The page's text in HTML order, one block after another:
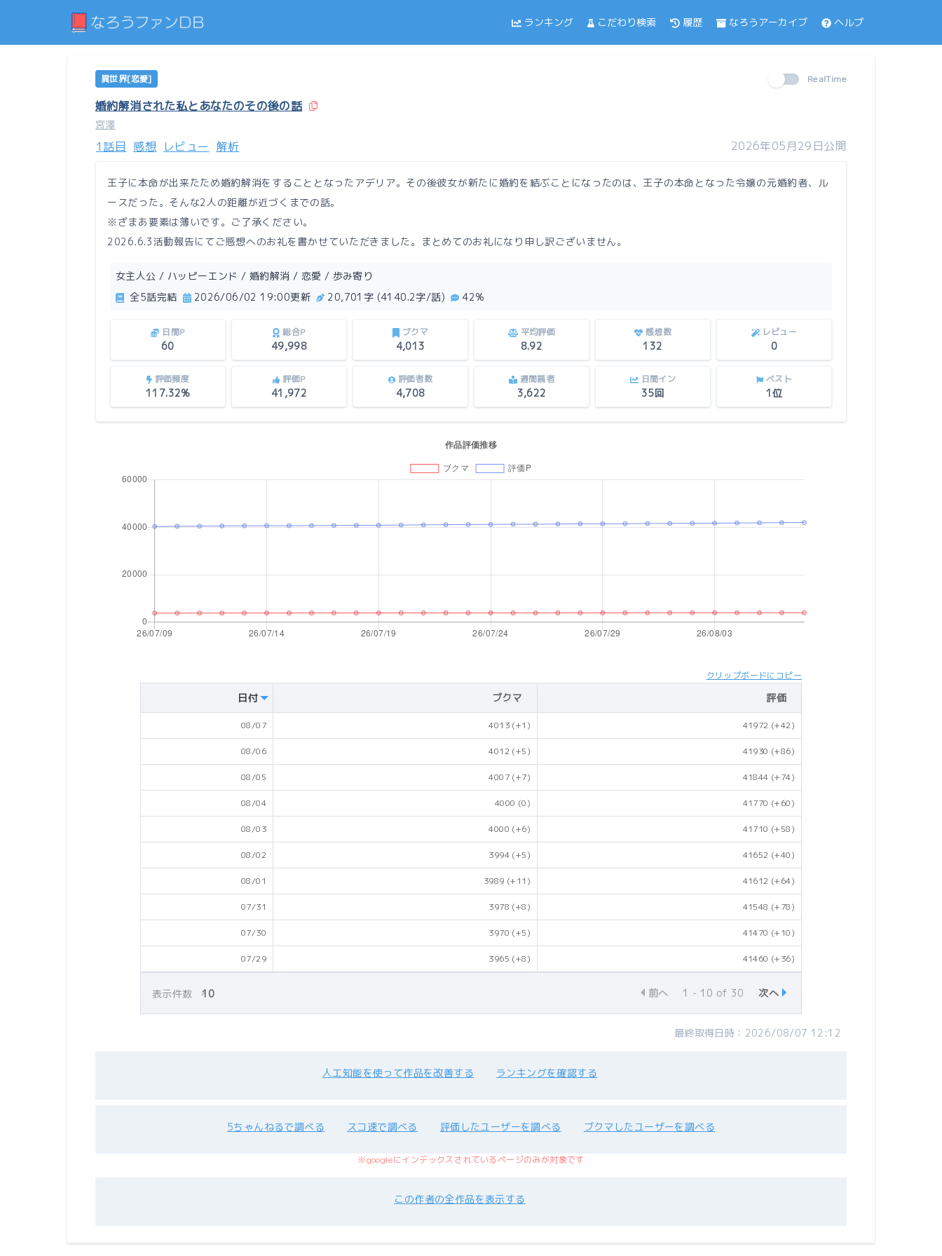
ランキング こだわり検索 履歴 なろうアーカイブ ヘルプ
異世界[恋愛] RealTime
婚約解消された私とあなたのその後の話
宮澤
1話目 感想 レビュー 解析 2026年05月29日公開
王子に本命が出来たため婚約解消をすることとなったアデリア。その後彼女が新たに婚約を結ぶことになったのは、王子の本命となった令嬢の元婚約者、ル
ースだった。そんな2人の距離が近づくまでの話。
※ざまあ要素は薄いです。ご了承ください。
2026.6.3活動報告にてご感想へのお礼を書かせていただきました。まとめてのお礼になり申し訳ございません。
女主人公 / ハッピーエンド / 婚約解消 / 恋愛 / 歩み寄り
全5話完結
2026/06/02 19:00更新 20,701字 (4140.2字/話) 42%
日間P
60
総合P
49,998
ブクマ
4,013
平均評価
8.92
感想数
132
レビュー
0
評価頻度
117.32%
評価P
41,972
評価者数
4,708
週間読者
3,622
日間イン
35回
ベスト
1位
クリップボードにコピー
日付 ブクマ 評価
08/07 4013 (+1) 41972 (+42)
08/06 4012 (+5) 41930 (+86)
08/05 4007 (+7) 41844 (+74)
08/04 4000 (0) 41770 (+60)
08/03 4000 (+6) 41710 (+58)
08/02 3994 (+5) 41652 (+40)
08/01 3989 (+11) 41612 (+64)
07/31 3978 (+8) 41548 (+78)
07/30 3970 (+5) 41470 (+10)
07/29 3965 (+8) 41460 (+36)
表示件数 前へ 1 - 10 of 30 次へ
最終取得日時：2026/08/07 12:12
人工知能を使って作品を改善する ランキングを確認する
5ちゃんねるで調べる スコ速で調べる 評価したユーザーを調べる ブクマしたユーザーを調べる
※googleにインデックスされているページのみが対象です
この作者の全作品を表示する